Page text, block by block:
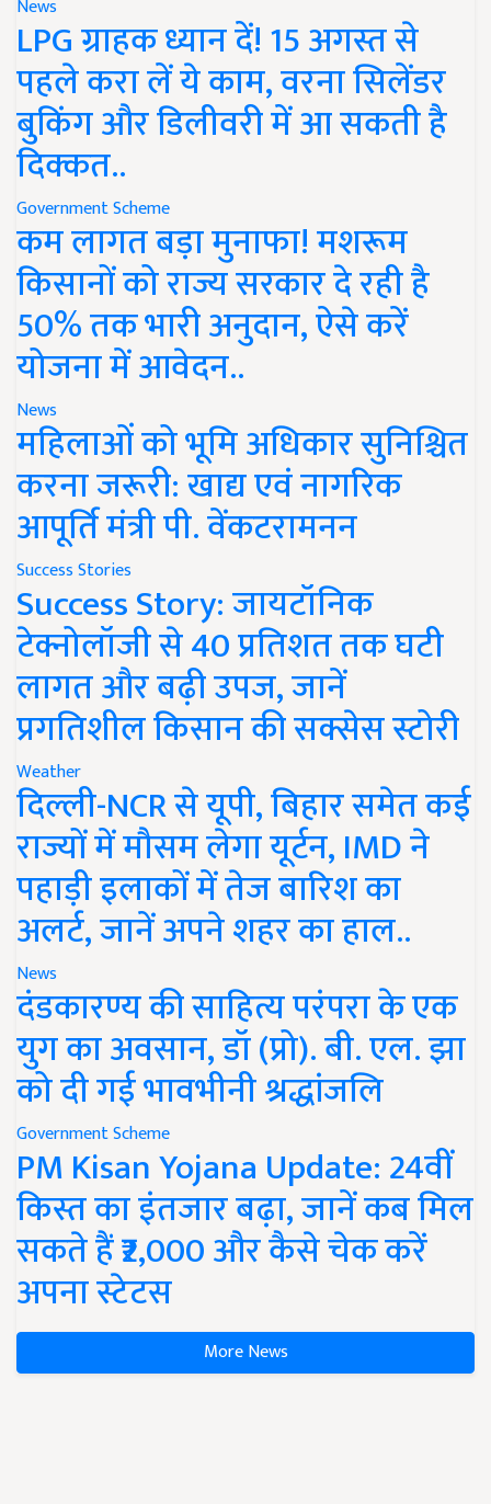
News
LPG ग्राहक ध्यान दें! 15 अगस्त से
पहले करा लें ये काम, वरना सिलेंडर
बुकिंग और डिलीवरी में आ सकती है
दिक्कत..
Government Scheme
कम लागत बड़ा मुनाफा! मशरूम
किसानों को राज्य सरकार दे रही है
50% तक भारी अनुदान, ऐसे करें
योजना में आवेदन..
News
महिलाओं को भूमि अधिकार सुनिश्चित
करना जरूरी: खाद्य एवं नागरिक
आपूर्ति मंत्री पी. वेंकटरामनन
Success Stories
Success Story: जायटॉनिक
टेक्नोलॉजी से 40 प्रतिशत तक घटी
लागत और बढ़ी उपज, जानें
प्रगतिशील किसान की सक्सेस स्टोरी
Weather
दिल्ली-NCR से यूपी, बिहार समेत कई
राज्यों में मौसम लेगा यूर्टन, IMD ने
पहाड़ी इलाकों में तेज बारिश का
अलर्ट, जानें अपने शहर का हाल..
News
दंडकारण्य की साहित्य परंपरा के एक
युग का अवसान, डॉ (प्रो). बी. एल. झा
को दी गई भावभीनी श्रद्धांजलि
Government Scheme
PM Kisan Yojana Update: 24वीं
किस्त का इंतजार बढ़ा, जानें कब मिल
सकते हैं ₹2,000 और कैसे चेक करें
अपना स्टेटस
More News